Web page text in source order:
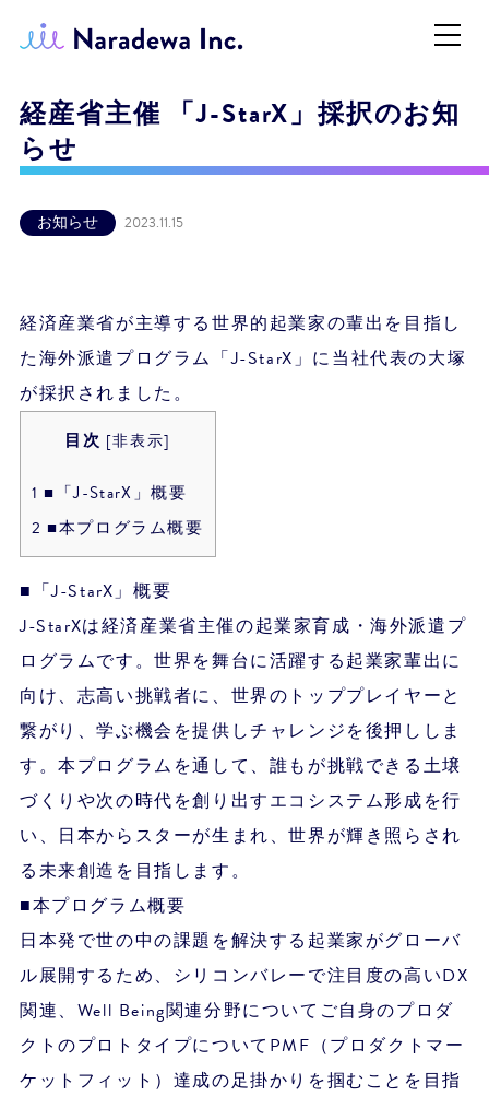
経産省主催 「J-StarX」採択のお知
らせ
お知らせ 2023.11.15
経済産業省が主導する世界的起業家の輩出を目指し
た海外派遣プログラム「J-StarX」に当社代表の大塚
が採択されました。
目次 [非表示]
1 ■「J-StarX」概要
2 ■本プログラム概要
■「J-StarX」概要
J-StarXは経済産業省主催の起業家育成・海外派遣プ
ログラムです。世界を舞台に活躍する起業家輩出に
向け、志高い挑戦者に、世界のトッププレイヤーと
繋がり、学ぶ機会を提供しチャレンジを後押ししま
す。本プログラムを通して、誰もが挑戦できる土壌
づくりや次の時代を創り出すエコシステム形成を行
い、日本からスターが生まれ、世界が輝き照らされ
る未来創造を目指します。
■本プログラム概要
日本発で世の中の課題を解決する起業家がグローバ
ル展開するため、シリコンバレーで注目度の高いDX
関連、Well Being関連分野についてご自身のプロダ
クトのプロトタイプについてPMF（プロダクトマー
ケットフィット）達成の足掛かりを掴むことを目指